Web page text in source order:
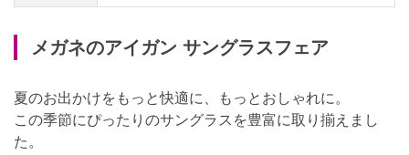
メガネのアイガン サングラスフェア
夏のお出かけをもっと快適に、もっとおしゃれに。
この季節にぴったりのサングラスを豊富に取り揃えまし
た。